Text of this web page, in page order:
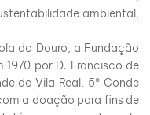
ambiental,
do Douro, a Fundação
por D. Francisco de
de Vila Real, 5º Conde
a doação para fins de